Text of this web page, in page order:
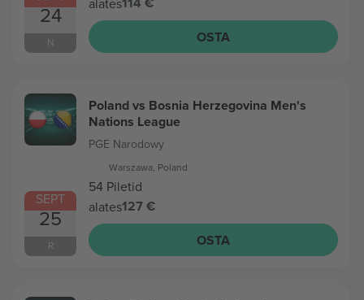
24
N
OSTA
SEPT
25
R
Poland vs Bosnia Herzegovina Men's
Nations League
PGE Narodowy
Warszawa, Poland
54 Piletid
alates127 €
OSTA